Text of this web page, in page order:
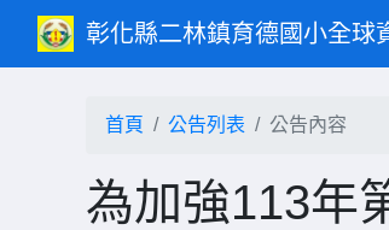
彰化縣二林鎮育德國小全球
首頁 公告列表 公告內容
為加強113年